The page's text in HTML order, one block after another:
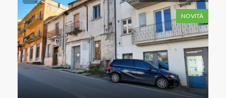
NOVITÀ